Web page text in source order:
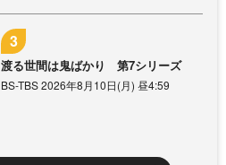
渡る世間は鬼ばかり 第7シリーズ
BS-TBS 2026年8月10日(月) 昼4:59